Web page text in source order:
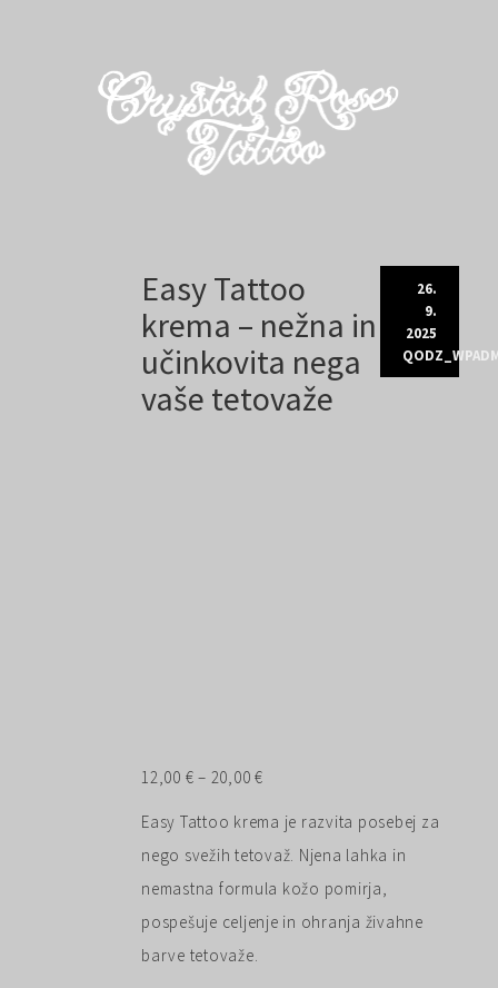
Easy Tattoo
krema – nežna in
učinkovita nega
vaše tetovaže
26.
9.
2025
12,00 € – 20,00 €Cenovni
Easy Tattoo krema je razvita posebej za
nego svežih tetovaž. Njena lahka in
nemastna formula kožo pomirja,
pospešuje celjenje in ohranja živahne
barve tetovaže.